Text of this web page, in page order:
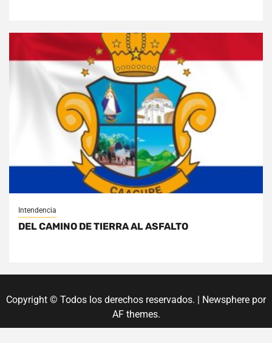
Intendencia
DEL CAMINO DE TIERRA AL ASFALTO
Copyright © Todos los derechos reservados. | Newsphere por
AF themes.